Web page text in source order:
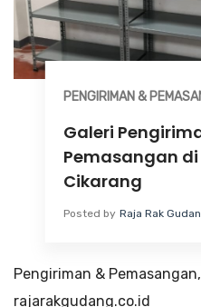
PENGIRIMAN &
Galeri
Pemasangan di
Cikarang
Posted by Raja Rak
Pengiriman &
rajarakgudang.co.id